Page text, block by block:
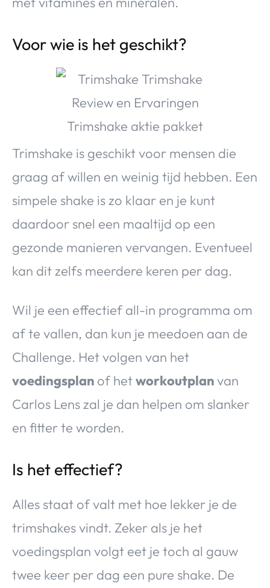
Voor wie is het geschikt?
Trimshake is geschikt voor mensen die
graag af willen en weinig tijd hebben. Een
simpele shake is zo klaar en je kunt
daardoor snel een maaltijd op een
gezonde manieren vervangen. Eventueel
kan dit zelfs meerdere keren per dag.
Wil je een effectief all-in programma om
af te vallen, dan kun je meedoen aan de
Challenge. Het volgen van het
voedingsplan of hetworkoutplanvan
Carlos Lens zal je dan helpen om slanker
en fitter te worden.
Is het effectief?
Alles staat of valt met hoe lekker je de
trimshakes vindt. Zeker als je het
voedingsplan volgt eet je toch al gauw
twee keer per dag een pure shake. De